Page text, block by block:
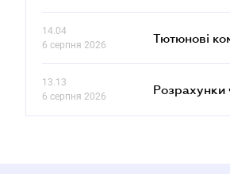
14.04
6 серпня 2026
Тютюнові
13.13
6 серпня 2026
Розрахунки